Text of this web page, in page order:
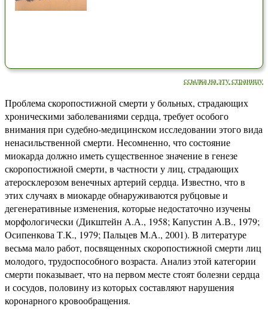
ссылка на эту страницу
Проблема скоропостижной смерти у больных, страдающих
хроническими заболеваниями сердца, требует особого
внимания при судебно-медицинском исследовании этого вида
ненасильственной смерти. Несомненно, что состояние
миокарда должно иметь существенное значение в генезе
скоропостижной смерти, в частности у лиц, страдающих
атеросклерозом венечных артерий сердца. Известно, что в
этих случаях в миокарде обнаруживаются рубцовые и
дегенеративные изменения, которые недостаточно изучены
морфологически (Дикштейн А.А., 1958; Капустин А.В., 1979;
Осипенкова Т.К., 1979; Пальцев М.А., 2001). В литературе
весьма мало работ, посвященных скоропостижной смерти лиц
молодого, трудоспособного возраста. Анализ этой категории
смерти показывает, что на первом месте стоят болезни сердца
и сосудов, половину из которых составляют нарушения
коронарного кровообращения.